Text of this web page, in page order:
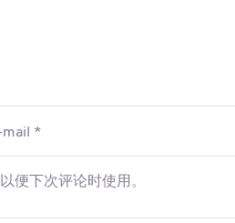
便下次评论时使用。